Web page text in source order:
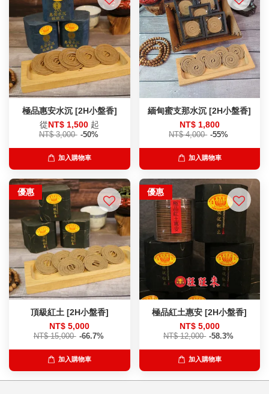
極品惠安水沉 [2H小盤香]
從NT$ 1,500 起
NT$ 3,000 -50%
加入購物車
緬甸蜜支那水沉 [2H小盤香]
NT$ 1,800
NT$ 4,000 -55%
加入購物車
優惠
頂級紅土 [2H小盤香]
NT$ 5,000
NT$ 15,000 -66.7%
加入購物車
優惠
極品紅土惠安 [2H小盤香]
NT$ 5,000
NT$ 12,000 -58.3%
加入購物車